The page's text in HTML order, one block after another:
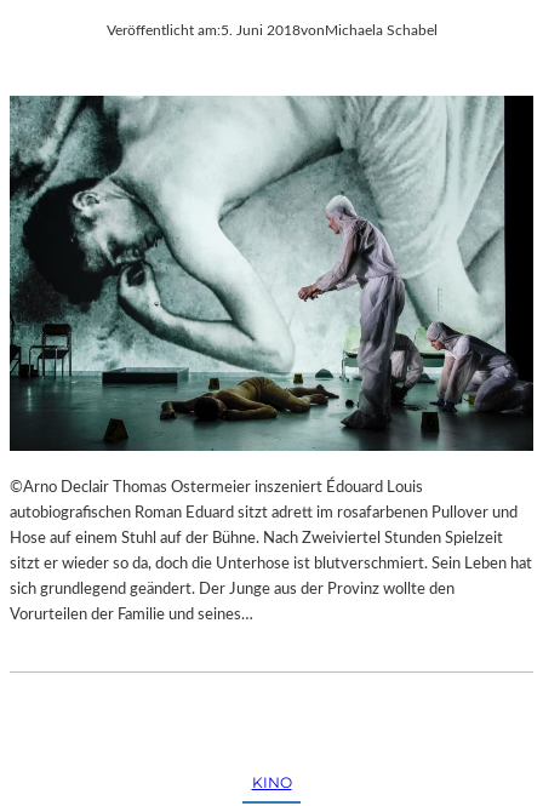
Veröffentlicht am:5. Juni 2018vonMichaela Schabel
©Arno Declair Thomas Ostermeier inszeniert Édouard Louis
autobiografischen Roman Eduard sitzt adrett im rosafarbenen Pullover und
Hose auf einem Stuhl auf der Bühne. Nach Zweiviertel Stunden Spielzeit
sitzt er wieder so da, doch die Unterhose ist blutverschmiert. Sein Leben hat
sich grundlegend geändert. Der Junge aus der Provinz wollte den
Vorurteilen der Familie und seines…
KINO